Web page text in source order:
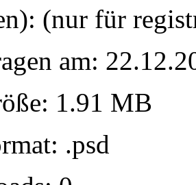
(nur für
am:
1.91 MB
.psd